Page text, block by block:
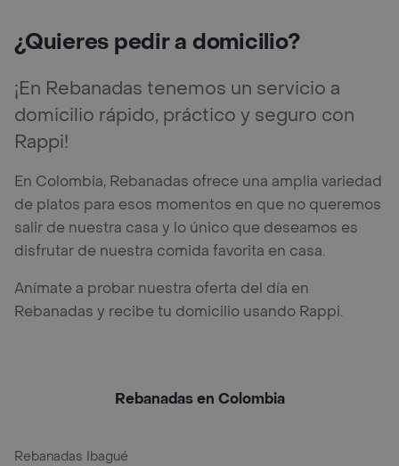
¿Quieres pedir a domicilio?
¡En Rebanadas tenemos un servicio a
domicilio rápido, práctico y seguro con
Rappi!
En Colombia, Rebanadas ofrece una amplia variedad
de platos para esos momentos en que no queremos
salir de nuestra casa y lo único que deseamos es
disfrutar de nuestra comida favorita en casa.
Anímate a probar nuestra oferta del día en
Rebanadas y recibe tu domicilio usando Rappi.
Rebanadas en Colombia
Rebanadas Ibagué